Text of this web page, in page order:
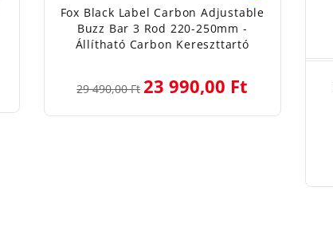
Fox Black Label Carbon Adjustable
Buzz Bar 3 Rod 220-250mm -
Állítható Carbon Kereszttartó
29 490,00 Ft 23 990,00 Ft